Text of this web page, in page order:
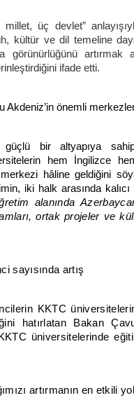
millet, üç devlet”
kültür ve dil temeline
görünürlüğünü
ifade etti.
önemli
güçlü bir altyapıya
hem İngilizce
hâline geldiğini
iki halk arasında
alanında
ortak projeler ve
sayısında artış
KKTC
hatırlatan Bakan
KKTC üniversitelerinde
artırmanın en etkili